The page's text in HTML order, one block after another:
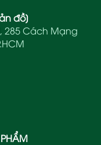
đồ]
285 Cách Mạng